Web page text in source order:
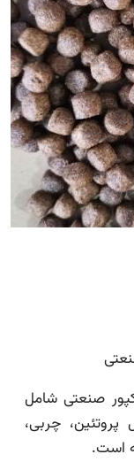
صنعتی شامل
چربی،
است.